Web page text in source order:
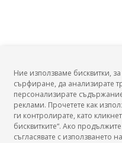
БГ
Ние използваме бисквитки,
сърфиране, да анализирате
персонализирате
реклами. Прочетете как
ги контролирате, като
бисквитките“. Ако
съгласявате с използването